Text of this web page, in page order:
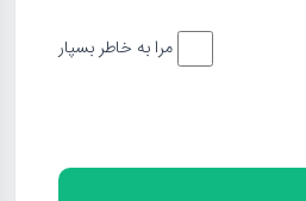
مرا به خاطر بسپار